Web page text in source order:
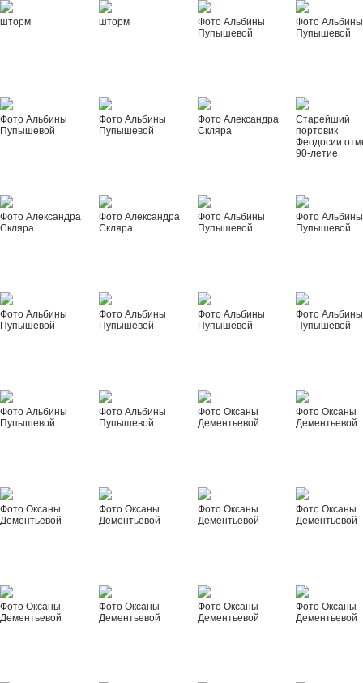
шторм шторм
Фото Альбины
Пупышевой
Фото Альбины
Пупышевой
Фото Альбины
Пупышевой
Фото Альбины
Пупышевой
Фото Александра
Скляра
Старейший
портовик
Феодосии
90-летие
Фото Александра
Скляра
Фото Александра
Скляра
Фото Альбины
Пупышевой
Фото Альбины
Пупышевой
Фото Альбины
Пупышевой
Фото Альбины
Пупышевой
Фото Альбины
Пупышевой
Фото Альбины
Пупышевой
Фото Альбины
Пупышевой
Фото Альбины
Пупышевой
Фото Оксаны
Дементьевой
Фото Оксаны
Дементьевой
Фото Оксаны
Дементьевой
Фото Оксаны
Дементьевой
Фото Оксаны
Дементьевой
Фото Оксаны
Дементьевой
Фото Оксаны
Дементьевой
Фото Оксаны
Дементьевой
Фото Оксаны
Дементьевой
Фото Оксаны
Дементьевой